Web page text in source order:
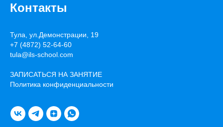
Контакты
Тула, ул.Демонстрации, 19
+7 (4872) 52-64-60
tula@ils-school.com
ЗАПИСАТЬСЯ НА ЗАНЯТИЕ
Политика конфиденциальности